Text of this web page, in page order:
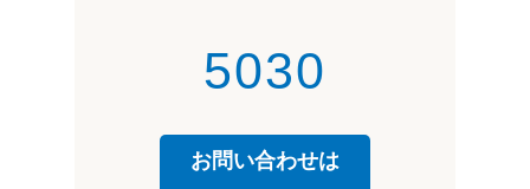
5030
お問い合わせは